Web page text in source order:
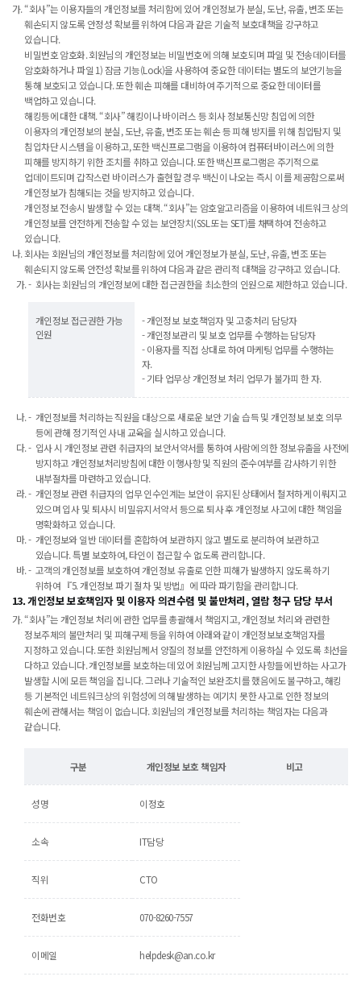
“회사”는 이용자들의 개인정보를 처리함에 있어 개인정보가 분실, 도난, 유출, 변조 또는
훼손되지 않도록 안정성 확보를 위하여 다음과 같은 기술적 보호대책을 강구하고
있습니다.
비밀번호 암호화. 회원님의 개인정보는 비밀번호에 의해 보호되며 파일 및 전송데이터를
암호화하거나 파일 1) 잠금 기능(Lock)을 사용하여 중요한 데이터는 별도의 보안기능을
통해 보호되고 있습니다. 또한 훼손 피해를 대비하여 주기적으로 중요한 데이터를
백업하고 있습니다.
해킹등에 대한 대책. “회사” 해킹이나 바이러스 등 회사 정보통신망 침입에 의한
이용자의 개인정보의 분실, 도난, 유출, 변조 또는 훼손 등 피해 방지를 위해 침입탐지 및
침입차단 시스템을 이용하고, 또한 백신프로그램을 이용하여 컴퓨터바이러스에 의한
피해를 방지하기 위한 조치를 취하고 있습니다. 또한 백신프로그램은 주기적으로
업데이트되며 갑작스런 바이러스가 출현할 경우 백신이 나오는 즉시 이를 제공함으로써
개인정보가 침해되는 것을 방지하고 있습니다.
개인정보 전송시 발생할 수 있는 대책. “회사”는 암호알고리즘을 이용하여 네트워크 상의
개인정보를 안전하게 전송할 수 있는 보안장치(SSL 또는 SET)를 채택하여 전송하고
있습니다.
회사는 회원님의 개인정보를 처리함에 있어 개인정보가 분실, 도난, 유출, 변조 또는
훼손되지 않도록 안전성 확보를 위하여 다음과 같은 관리적 대책을 강구하고 있습니다.
회사는 회원님의 개인정보에 대한 접근권한을 최소한의 인원으로 제한하고 있습니다.
개인정보 접근권한 가능
인원
- 개인정보 보호책임자 및 고충처리 담당자
- 개인정보관리 및 보호 업무를 수행하는 담당자
- 이용자를 직접 상대로 하여 마케팅 업무를 수행하는
자.
- 기타 업무상 개인정보 처리 업무가 불가피 한 자.
개인정보를 처리하는 직원을 대상으로 새로운 보안 기술 습득 및 개인정보 보호 의무
등에 관해 정기적인 사내 교육을 실시하고 있습니다.
입사 시 개인정보 관련 취급자의 보안서약서를 통하여 사람에 의한 정보유출을 사전에
방지하고 개인정보처리방침에 대한 이행사항 및 직원의 준수여부를 감사하기 위한
내부절차를 마련하고 있습니다.
개인정보 관련 취급자의 업무 인수인계는 보안이 유지된 상태에서 철저하게 이뤄지고
있으며 입사 및 퇴사시 비밀유지서약서 등으로 퇴사 후 개인정보 사고에 대한 책임을
명확화하고 있습니다.
개인정보와 일반 데이터를 혼합하여 보관하지 않고 별도로 분리하여 보관하고
있습니다. 특별 보호하여, 타인이 접근할 수 없도록 관리합니다.
고객의 개인정보를 보호하여 개인정보 유출로 인한 피해가 발생하지 않도록 하기
위하여 『5. 개인정보 파기 절차 및 방법』에 따라 파기함을 관리합니다.
13. 개인정보 보호책임자 및 이용자 의견수렴 및 불만처리, 열람 청구 담당 부서
“회사”는 개인정보 처리에 관한 업무를 총괄해서 책임지고, 개인정보 처리와 관련한
정보주체의 불만처리 및 피해구제 등을 위하여 아래와 같이 개인정보보호책임자를
지정하고 있습니다. 또한 회원님께서 양질의 정보를 안전하게 이용하실 수 있도록 최선을
다하고 있습니다. 개인정보를 보호하는데 있어 회원님께 고지한 사항들에 반하는 사고가
발생할 시에 모든 책임을 집니다. 그러나 기술적인 보완조치를 했음에도 불구하고, 해킹
등 기본적인 네트워크상의 위험성에 의해 발생하는 예기치 못한 사고로 인한 정보의
훼손에 관해서는 책임이 없습니다. 회원님의 개인정보를 처리하는 책임자는 다음과
같습니다.
구분 개인정보 보호 책임자 비고
성명 이정호
소속 IT담당
직위 CTO
전화번호 070-8260-7557
이메일 helpdesk@an.co.kr